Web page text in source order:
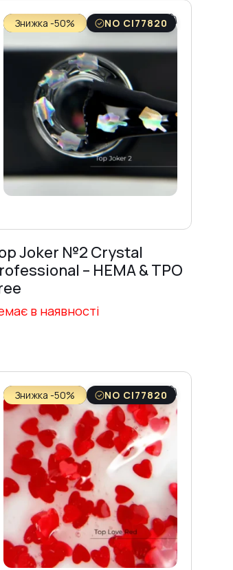
Знижка -50% NO CI77820
Joker №2 Crystal
– HEMA & TPO
в наявності
Знижка -50% NO CI77820